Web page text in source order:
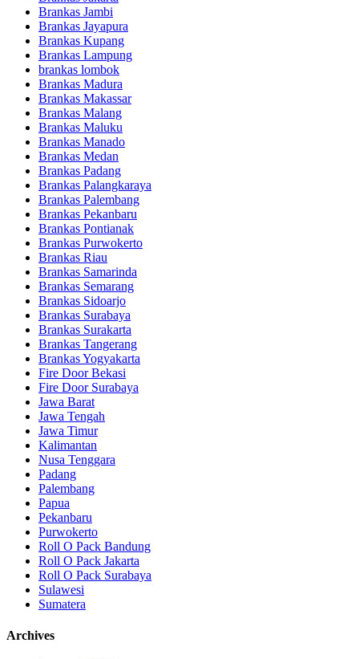
Brankas Jambi
Brankas Jayapura
Brankas Kupang
Brankas Lampung
brankas lombok
Brankas Madura
Brankas Makassar
Brankas Malang
Brankas Maluku
Brankas Manado
Brankas Medan
Brankas Padang
Brankas Palangkaraya
Brankas Palembang
Brankas Pekanbaru
Brankas Pontianak
Brankas Purwokerto
Brankas Riau
Brankas Samarinda
Brankas Semarang
Brankas Sidoarjo
Brankas Surabaya
Brankas Surakarta
Brankas Tangerang
Brankas Yogyakarta
Fire Door Bekasi
Fire Door Surabaya
Jawa Barat
Jawa Tengah
Jawa Timur
Kalimantan
Nusa Tenggara
Padang
Palembang
Papua
Pekanbaru
Purwokerto
Roll O Pack Bandung
Roll O Pack Jakarta
Roll O Pack Surabaya
Sulawesi
Sumatera
Archives